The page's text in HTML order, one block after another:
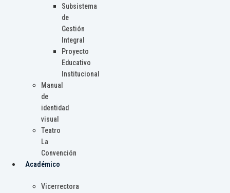
Subsistema
de
Gestión
Integral
Proyecto
Educativo
Institucional
Manual
de
identidad
visual
Teatro
La
Convención
Académico
Vicerrectora